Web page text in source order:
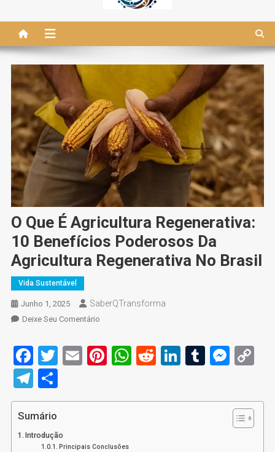
O Que É Agricultura Regenerativa:
10 Benefícios Poderosos Da
Agricultura Regenerativa No Brasil
Vida Sustentável
Junho 1, 2025 SaberQTransforma
Deixe Seu ComentárioOn
Que
É
10
Da
Facebook
Twitter
EmailPinterest
WhatsApp
RedditLinkedIn
Tumblr
Telegram
Share
Sumário
Introdução
Principais Conclusões